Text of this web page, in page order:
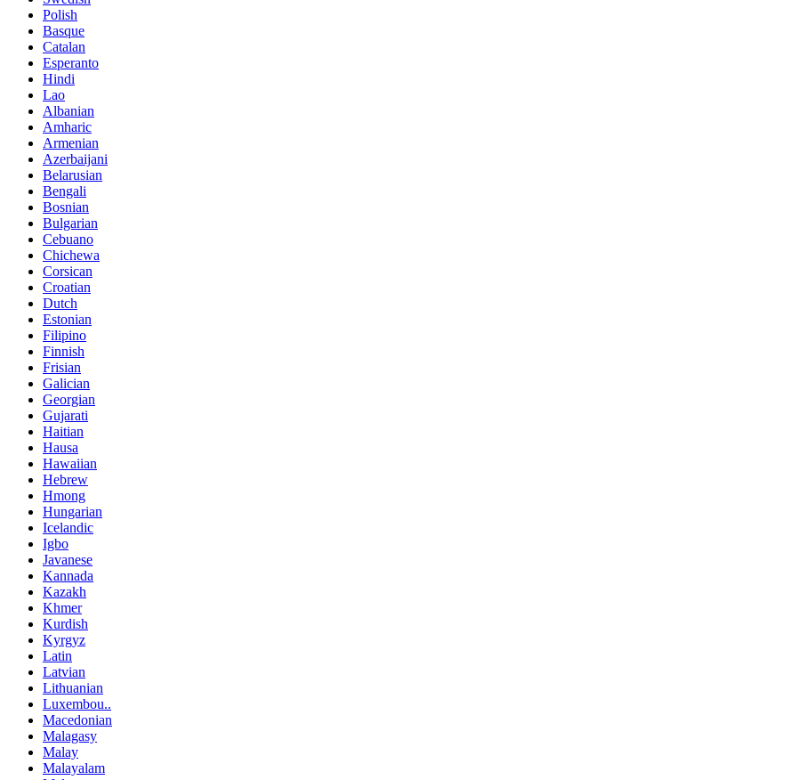
Polish
Basque
Catalan
Esperanto
Hindi
Lao
Albanian
Amharic
Armenian
Azerbaijani
Belarusian
Bengali
Bosnian
Bulgarian
Cebuano
Chichewa
Corsican
Croatian
Dutch
Estonian
Filipino
Finnish
Frisian
Galician
Georgian
Gujarati
Haitian
Hausa
Hawaiian
Hebrew
Hmong
Hungarian
Icelandic
Igbo
Javanese
Kannada
Kazakh
Khmer
Kurdish
Kyrgyz
Latin
Latvian
Lithuanian
Luxembou..
Macedonian
Malagasy
Malay
Malayalam